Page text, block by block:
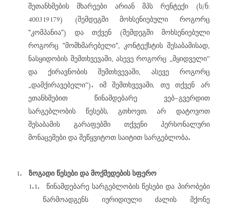
შეთანხმების
მხარეები არიან შპს რენტექი(ს/ნ:
400319179) (შემდეგში მოხსენიებული როგორც
“კომპანია”)და თქვენ (შემდეგში
მოხსენიებული
როგორც “მომხმარებელი”, კონტექსტის შესაბამისად,
ნასყიდობის შემთხვევაში, ასევე როგორც „მყიდველი“
და ქირავნობის შემთხვევაში, ასევე როგორც
„დამქირავებელი“). იმ შემთხვევაში, თუ თქვენ
არ
ეთანხმებით
წინამდებარე ვებ–გვერდით
სარგებლობის
წესებს, გთხოვთ,არ
დატოვოთ
შესაბამის
გარაფებში თქვენი
პერსონალური
მონაცემები და შეწყვიტოთ საიტით სარგებლობა.
1. ზოგადი წესები და მოქმედების სფერო
1.1. წინამდებარე სარგებლობის წესები და პირობები
წარმოადგენს
იურიდიული ძალის
მქონე